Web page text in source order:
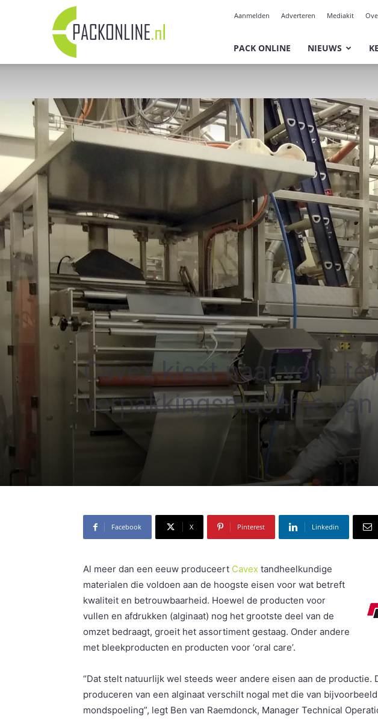
Pack
Online
Aanmelden Adverteren Mediakit
PACK ONLINE NIEUWS
Cavex kiest naar volle
verpakkingsmachine
Facebook X Pinterest Linkedin
Al meer dan een eeuw produceert Cavex tandheelkundige
materialen die voldoen aan de hoogste eisen voor wat betreft
kwaliteit en betrouwbaarheid. Hoewel de producten voor
vullen en afdrukken (alginaat) nog het grootste deel van de
omzet bedraagt, groeit het assortiment gestaag. Onder andere
met bleekproducten en producten voor ‘oral care’.
“Dat stelt natuurlijk wel steeds weer andere eisen aan de productie.
produceren van een alginaat verschilt nogal met die van
mondspoeling”, legt Ben van Raemdonck, Manager Technical